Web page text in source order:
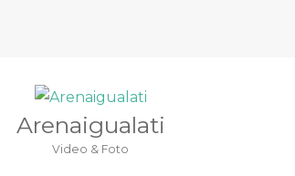
Arenaigualati
Video & Foto